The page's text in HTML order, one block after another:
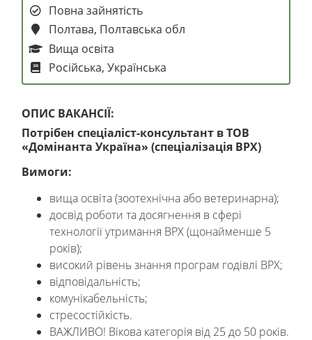
Повна зайнятість
Полтава, Полтавська обл
Вища освіта
Російська, Українська
ОПИС ВАКАНСІЇ:
Потрібен спеціаліст-консультант в ТОВ
«Домінанта Україна» (спеціалізація ВРХ)
Вимоги:
вища освіта (зоотехнічна або ветеринарна);
досвід роботи та досягнення в сфері
технології утримання ВРХ (щонайменше 5
років);
високий рівень знання програм годівлі ВРХ;
відповідальність;
комунікабельність;
стресостійкість.
ВАЖЛИВО! Вікова категорія від 25 до 50 років.